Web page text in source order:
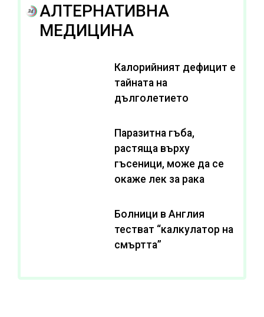
АЛТЕРНАТИВНА
МЕДИЦИНА
Калорийният дефицит е
тайната на
дълголетието
Паразитна гъба,
растяща върху
гъсеници, може да се
окаже лек за рака
Болници в Англия
тестват “калкулатор на
смъртта”